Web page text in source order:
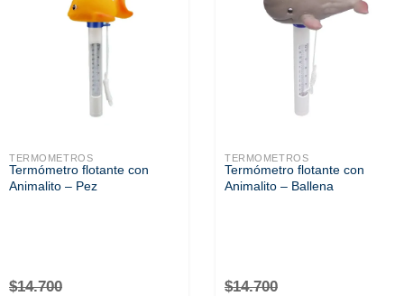
TERMOMETROS
Termómetro flotante con
Animalito – Pez
$14.700
TERMOMETROS
Termómetro flotante con
Animalito – Ballena
$14.700